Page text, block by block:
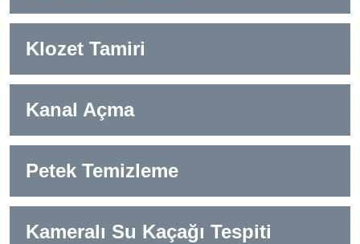
Klozet Tamiri
Kanal Açma
Petek Temizleme
Kameralı Su Kaçağı Tespiti